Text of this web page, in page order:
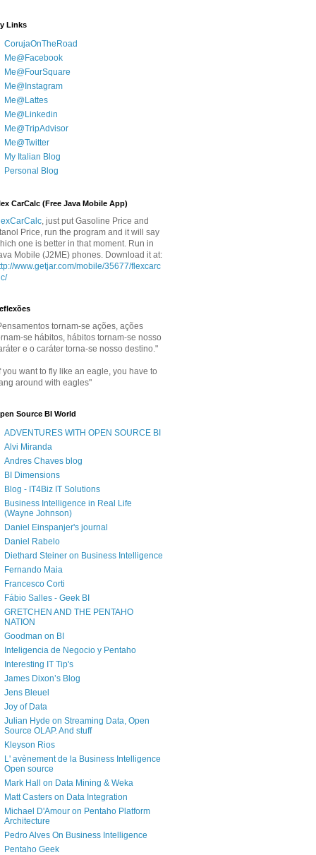
Links
CorujaOnTheRoad
Me@Facebook
Me@FourSquare
Me@Instagram
Me@Lattes
Me@Linkedin
Me@TripAdvisor
Me@Twitter
My Italian Blog
Personal Blog
CarCalc (Free Java Mobile App)
, just put Gasoline Price and
Price, run the program and it will say
one is better in that moment. Run in
Mobile (J2ME) phones. Download it at:
www.getjar.com/mobile/35677/flexcarc
tornam-se ações, ações
se hábitos, hábitos tornam-se nosso
e o caráter torna-se nosso destino."
you want to fly like an eagle, you have to
around with eagles"
Source BI World
ADVENTURES WITH OPEN SOURCE BI
Alvi Miranda
Andres Chaves blog
BI Dimensions
Blog - IT4Biz IT Solutions
Business Intelligence in Real Life
(Wayne Johnson)
Daniel Einspanjer's journal
Daniel Rabelo
Diethard Steiner on Business Intelligence
Fernando Maia
Francesco Corti
Fábio Salles - Geek BI
GRETCHEN AND THE PENTAHO
NATION
Goodman on BI
Inteligencia de Negocio y Pentaho
Interesting IT Tip's
James Dixon’s Blog
Jens Bleuel
Joy of Data
Julian Hyde on Streaming Data, Open
Source OLAP. And stuff
Kleyson Rios
L' avènement de la Business Intelligence
Open source
Mark Hall on Data Mining & Weka
Matt Casters on Data Integration
Michael D'Amour on Pentaho Platform
Architecture
Pedro Alves On Business Intelligence
Pentaho Geek